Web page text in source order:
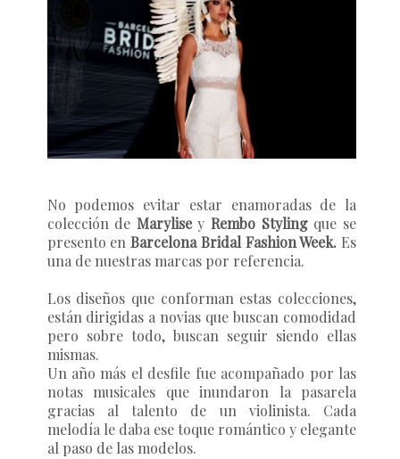
No podemos evitar estar enamoradas de la
colección de MaryliseyRembo Stylingque se
presento en Barcelona Bridal Fashion Week. Es
una de nuestras marcas por referencia.
Los diseños que conforman estas colecciones,
están dirigidas a novias que buscan comodidad
pero sobre todo, buscan seguir siendo ellas
mismas.
Un año más el desfile fue acompañado por las
notas musicales que inundaron la pasarela
gracias al talento de un violinista. Cada
melodía le daba ese toque romántico y elegante
al paso de las modelos.